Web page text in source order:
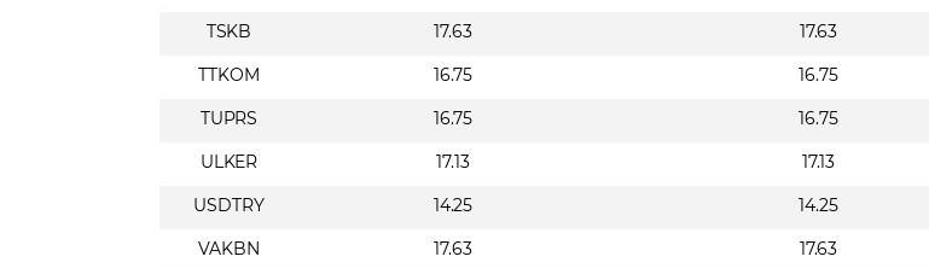
TSKB
17.63
17.63
TTKOM
16.75
16.75
TUPRS
16.75
16.75
ULKER
17.13
17.13
USDTRY
14.25
14.25
VAKBN
17.63
17.63